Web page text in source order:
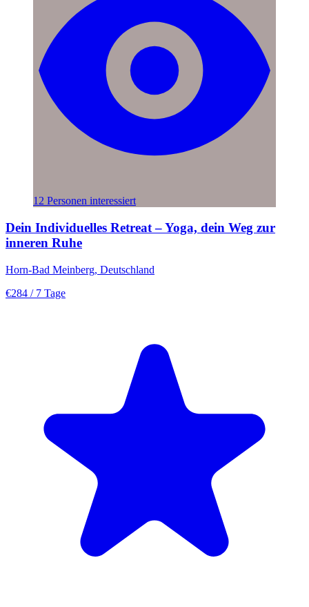
12 Personen interessiert
Dein Individuelles Retreat – Yoga, dein Weg zur
inneren Ruhe
Horn-Bad Meinberg, Deutschland
€284 / 7 Tage